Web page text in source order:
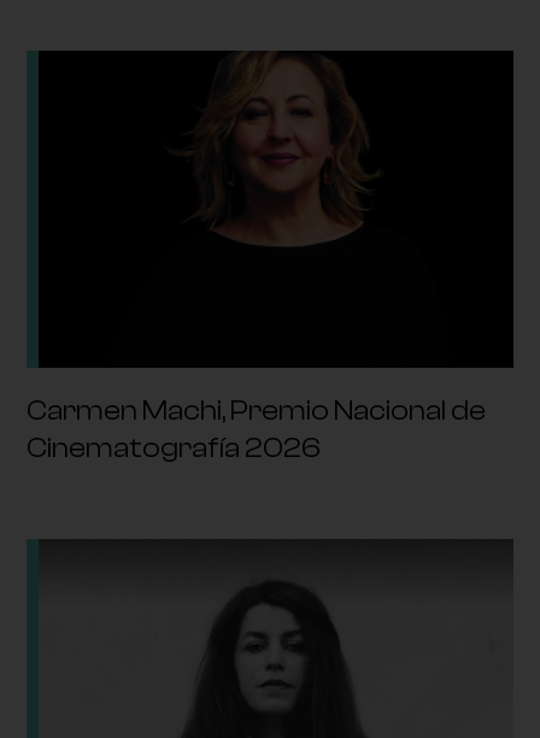
Carmen Machi, Premio Nacional de
Cinematografía 2026